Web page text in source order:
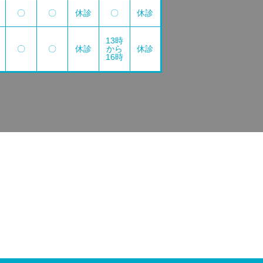
〇 〇 休診 〇 休診
〇 〇 休診
13時
から
16時
休診